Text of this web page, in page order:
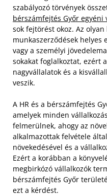
szabályozó törvények
bérszámfejtés Győr egyéni
sok fejtörést okoz. Az
munkaszerződések helyes
vagy a személyi
sokakat foglalkoztat, ezért
nagyvállalatok és a
veszik.
A HR és a bérszámfejtés
amelyek minden
felmerülnek, ahogy az
alkalmazottak felvétele
növekedésével és a
Ezért a korábban a
megbirkózó vállalkozók
bérszámfejtés Győr
ezt a kérdést.